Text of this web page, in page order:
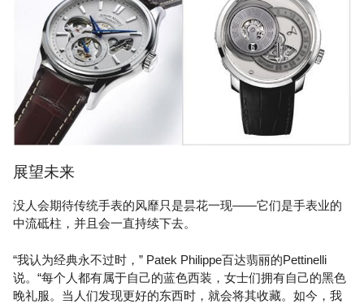
展望未来
没人会期待传统手表的风靡只是昙花一现——它们是手表业的
中流砥柱，并且会一直持续下去。
“我认为经典永不过时，” Patek Philippe百达翡丽的Pettinelli
说。“每个人都有属于自己的蓝色西装，女士们拥有自己的黑色
晚礼服。当人们发现更好的东西时，就会将其收藏。如今，我